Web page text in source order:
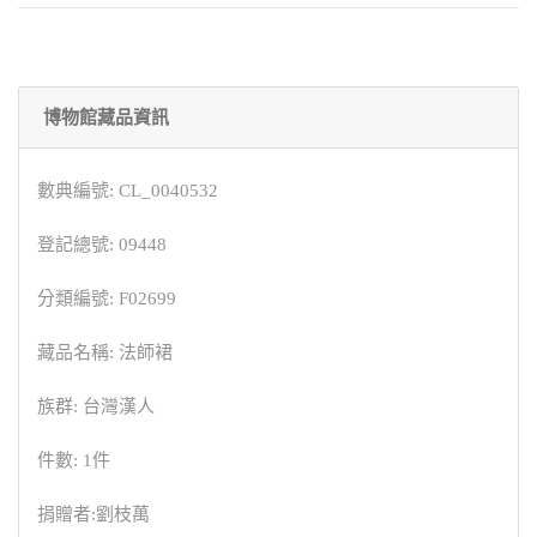
博物館藏品資訊
數典編號: CL_0040532
登記總號: 09448
分類編號: F02699
藏品名稱: 法師裙
族群: 台灣漢人
件數: 1件
捐贈者:劉枝萬